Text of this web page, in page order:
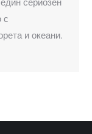
с
и океани.